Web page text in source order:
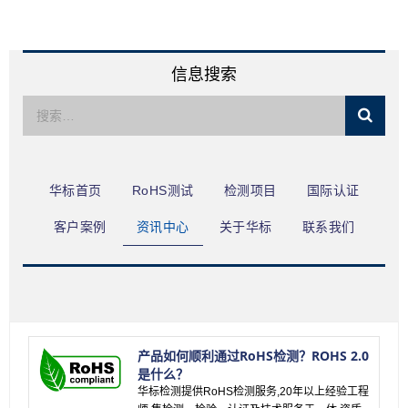
信息搜索
华标首页 RoHS测试 检测项目 国际认证
客户案例 资讯中心 关于华标 联系我们
产品如何顺利通过RoHS检测？ROHS 2.0
是什么？
华标检测提供RoHS检测服务,20年以上经验工程